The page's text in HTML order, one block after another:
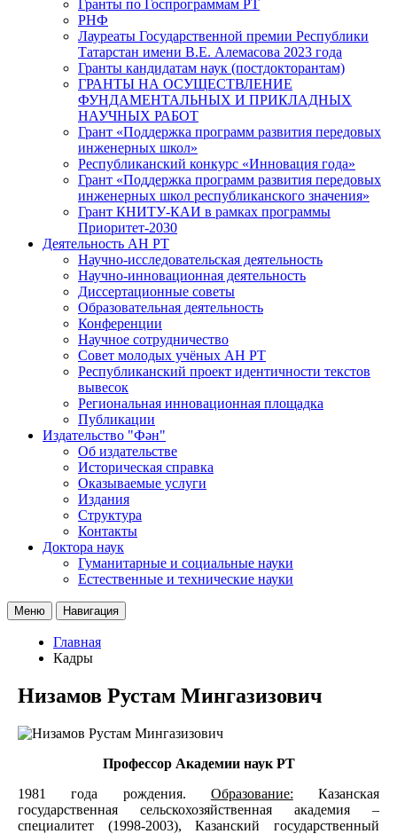
Гранты по Госпрограммам РТ
РНФ
Лауреаты Государственной премии Республики
Татарстан имени В.Е. Алемасова 2023 года
Гранты кандидатам наук (постдокторантам)
ГРАНТЫ НА ОСУЩЕСТВЛЕНИЕ
ФУНДАМЕНТАЛЬНЫХ И ПРИКЛАДНЫХ
НАУЧНЫХ РАБОТ
Грант «Поддержка программ развития передовых
инженерных школ»
Республиканский конкурс «Инновация года»
Грант «Поддержка программ развития передовых
инженерных школ республиканского значения»
Грант КНИТУ-КАИ в рамках программы
Приоритет-2030
Деятельность АН РТ
Научно-исследовательская деятельность
Научно-инновационная деятельность
Диссертационные советы
Образовательная деятельность
Конференции
Научное сотрудничество
Совет молодых учёных АН РТ
Республиканский проект идентичности текстов
вывесок
Региональная инновационная площадка
Публикации
Издательство "Фән"
Об издательстве
Историческая справка
Оказываемые услуги
Издания
Структура
Контакты
Доктора наук
Гуманитарные и социальные науки
Естественные и технические науки
Меню Навигация
Главная
Кадры
Низамов Рустам Мингазизович
Профессор Академии наук РТ
1981 года рождения. Образование: Казанская
государственная сельскохозяйственная академия –
специалитет (1998-2003), Казанский государственный